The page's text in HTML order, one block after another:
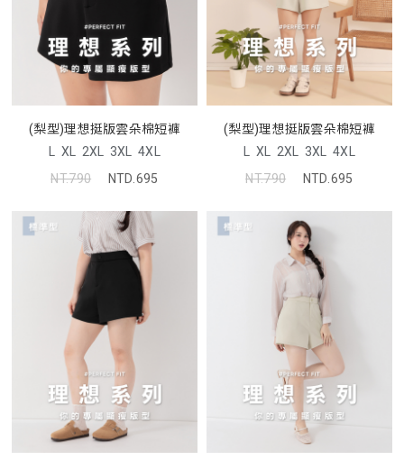
(梨型)理想挺版雲朵棉短褲
L XL 2XL 3XL 4XL
NT.790
NTD.695
(梨型)理想挺版雲朵棉短褲
L XL 2XL 3XL 4XL
NT.790
NTD.695